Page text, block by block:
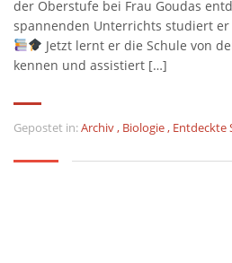
der Oberstufe bei Frau Goudas
spannenden Unterrichts studiert
Jetzt lernt er die Schule von
kennen und assistiert […]
Gepostet in:Archiv, Biologie, Entdeckte